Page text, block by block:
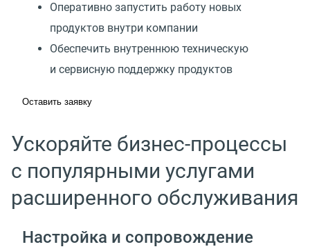
Оперативно запустить работу новых
продуктов внутри компании
Обеспечить внутреннюю техническую
и сервисную поддержку продуктов
Оставить заявку
Ускоряйте бизнес-процессы
с популярными услугами
расширенного обслуживания
Настройка и сопровождение